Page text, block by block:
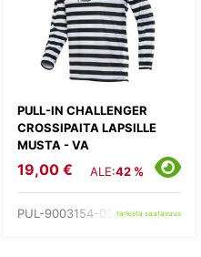
PULL-IN CHALLENGER
CROSSIPAITA LAPSILLE
MUSTA - VA
19,00 € ALE:42 %
PUL-9003154-09-tarkista saatavuus